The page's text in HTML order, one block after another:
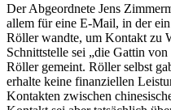
Der Abgeordnete Jens
allem für eine E-Mail, in der
Röller wandte, um Kontakt zu
Schnittstelle sei „die Gattin
Röller gemeint. Röller selbst
erhalte keine finanziellen
Kontakten zwischen